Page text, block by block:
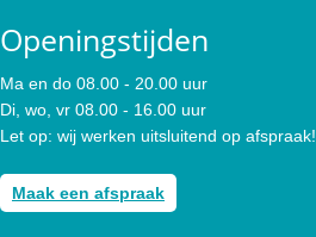
Openingstijden
Ma en do 08.00 - 20.00 uur
Di, wo, vr 08.00 - 16.00 uur
Let op: wij werken uitsluitend op afspraak!
Maak een afspraak